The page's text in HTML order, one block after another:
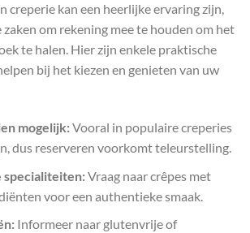
creperie kan een heerlijke ervaring zijn,
zaken om rekening mee te houden om het
te halen. Hier zijn enkele praktische
bij het kiezen en genieten van uw
mogelijk:Vooral in populaire creperies
dus reserveren voorkomt teleurstelling.
specialiteiten:Vraag naar crêpes met
voor een authentieke smaak.
Informeer naar glutenvrije of